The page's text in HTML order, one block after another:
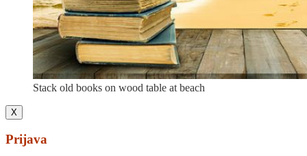
Stack old books on wood table at beach
X
Prijava